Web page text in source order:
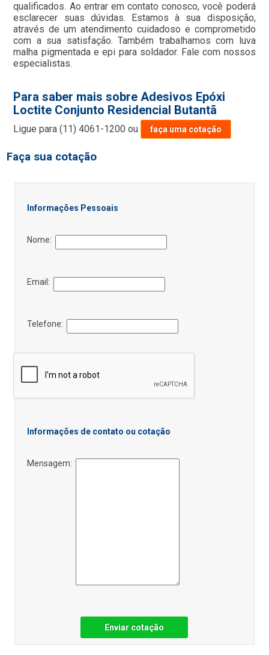
qualificados. Ao entrar em contato conosco, você poderá
esclarecer suas dúvidas. Estamos à sua disposição,
através de um atendimento cuidadoso e comprometido
com a sua satisfação. Também trabalhamos com luva
malha pigmentada e epi para soldador. Fale com nossos
especialistas.
Para saber mais sobre Adesivos Epóxi
Loctite Conjunto Residencial Butantã
Ligue para(11) 4061-1200 ou faça uma cotação
Faça sua cotação
Informações Pessoais
Nome:
Email:
Telefone:
Informações de contato ou cotação
Mensagem:
Enviar cotação